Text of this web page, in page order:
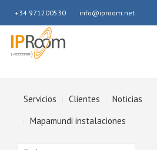
+34 971200530 info@iproom.net
Servicios Clientes
Noticias
Mapamundi instalaciones